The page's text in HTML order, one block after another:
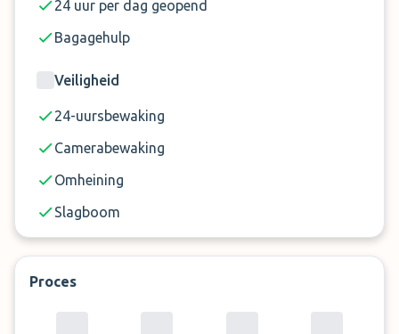
24 uur per dag geopend
Bagagehulp
Veiligheid
24-uursbewaking
Camerabewaking
Omheining
Slagboom
Proces